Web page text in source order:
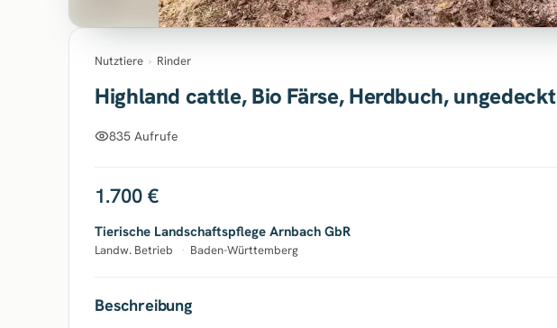
Nutztiere › Rinder
Highland cattle, Bio Färse, Herdbuch, ungedeckt
835 Aufrufe
1.700 €
Tierische Landschaftspflege Arnbach GbR
Landw. Betrieb · Baden-Württemberg
Beschreibung